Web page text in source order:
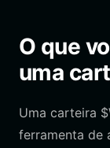
O que
uma
Uma carteira
ferramenta de